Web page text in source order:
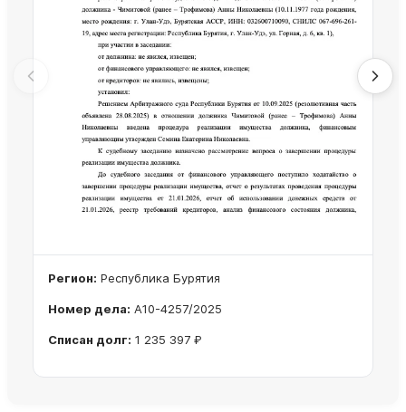
Регион: Республика Бурятия
Номер дела: А10-4257/2025
Списан долг: 1 235 397 ₽